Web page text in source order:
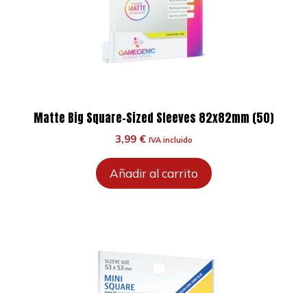
Matte Big Square-Sized Sleeves 82x82mm (50)
3,99 € IVA incluido
Añadir al carrito